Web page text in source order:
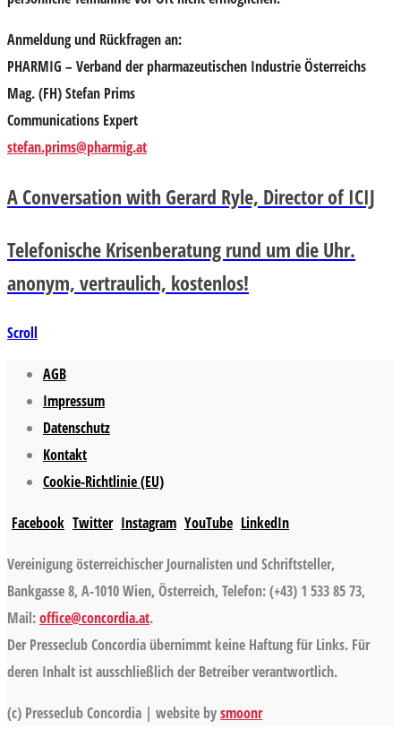
Anmeldung und Rückfragen an:
PHARMIG – Verband der pharmazeutischen Industrie Österreichs
Mag. (FH) Stefan Prims
Communications Expert
stefan.prims@pharmig.at
A Conversation with Gerard Ryle, Director of ICIJ
Telefonische Krisenberatung rund um die Uhr.
anonym, vertraulich, kostenlos!
Scroll
AGB
Impressum
Datenschutz
Kontakt
Cookie-Richtlinie (EU)
Facebook Twitter Instagram YouTube LinkedIn
Vereinigung österreichischer Journalisten und Schriftsteller,
Bankgasse 8, A-1010 Wien, Österreich, Telefon: (+43) 1 533 85 73,
Mail:office@concordia.at.
Der Presseclub Concordia übernimmt keine Haftung für Links. Für
deren Inhalt ist ausschließlich der Betreiber verantwortlich.
(c) Presseclub Concordia | website bysmoonr